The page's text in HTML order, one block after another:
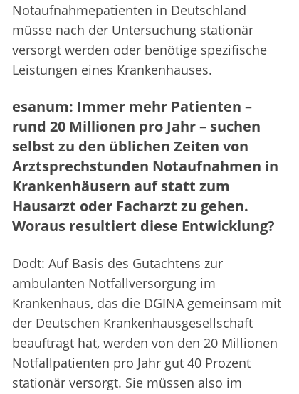
Notaufnahmepatienten in Deutschland
müsse nach der Untersuchung stationär
versorgt werden oder benötige spezifische
Leistungen eines Krankenhauses.
esanum: Immer mehr Patienten –
rund 20 Millionen pro Jahr – suchen
selbst zu den üblichen Zeiten von
Arztsprechstunden Notaufnahmen in
Krankenhäusern auf statt zum
Hausarzt oder Facharzt zu gehen.
Woraus resultiert diese Entwicklung?
Dodt: Auf Basis des Gutachtens zur
ambulanten Notfallversorgung im
Krankenhaus, das die DGINA gemeinsam mit
der Deutschen Krankenhausgesellschaft
beauftragt hat, werden von den 20 Millionen
Notfallpatienten pro Jahr gut 40 Prozent
stationär versorgt. Sie müssen also im